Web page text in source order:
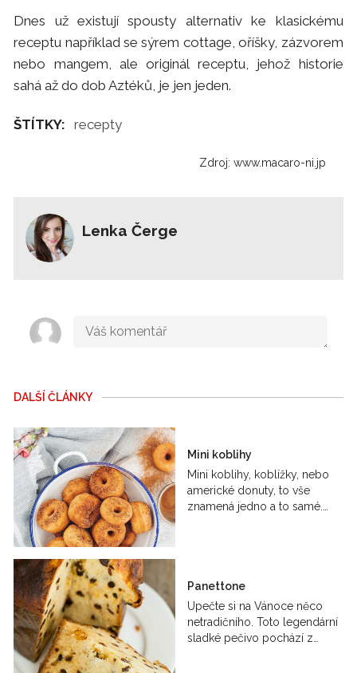
Dnes už existují spousty alternativ ke klasickému
receptu například se sýrem cottage, oříšky, zázvorem
nebo mangem, ale originál receptu, jehož historie
sahá až do dob Aztéků, je jen jeden.
ŠTÍTKY: recepty
Zdroj: www.macaro-ni.jp
Lenka Čerge
DALŠÍ ČLÁNKY
Mini koblihy
Mini koblihy, koblížky, nebo
americké donuty, to vše
znamená jedno a to samé.…
Panettone
Upečte si na Vánoce něco
netradičního. Toto legendární
sladké pečivo pochází z…